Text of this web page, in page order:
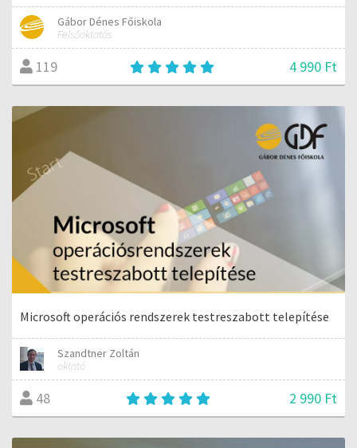
Gábor Dénes Főiskola
Felsőoktatás
119 4 990 Ft
Microsoft operációs rendszerek testreszabott telepítése
Szandtner Zoltán
oktató
48 2 990 Ft